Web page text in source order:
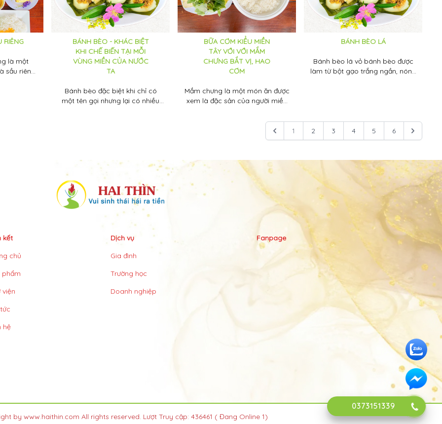
0373151339
RIÊNG
là một
riêng
BÁNH BÈO - KHÁC BIỆT
KHI CHẾ BIẾN TẠI MỖI
VÙNG MIỀN CỦA NƯỚC
TA
Bánh bèo đặc biệt khi chỉ có
một tên gọi nhưng lại có nhiều
BỮA CƠM KIỂU MIỀN
TÂY VỚI VỚI MẮM
CHƯNG BẮT VỊ, HAO
CƠM
Mắm chưng là một món ăn được
xem là đặc sản của người miền
cá thu, các lóc, cá sặc, cá linh
vv... với mùi thơm đậm đà chưng
cùng thịt băm, trứng vịt, gia vị đã
nuôi lớn bao thế hệ của người
miền Tây bình dị, chất phác,
nghĩa tình.
BÁNH BÈO LÁ
Bánh bèo lá vỏ bánh bèo được
làm từ bột gạo trắng ngần, nóng
1 2 3 4 5 6
kết
chủ
phẩm
viện
hệ
Dịch vụ
Gia đình
Trường học
Doanh nghiệp
Fanpage
by www.haithin.com All rights reserved. Lượt Truy cập: 436461 ( Đang Online 1)